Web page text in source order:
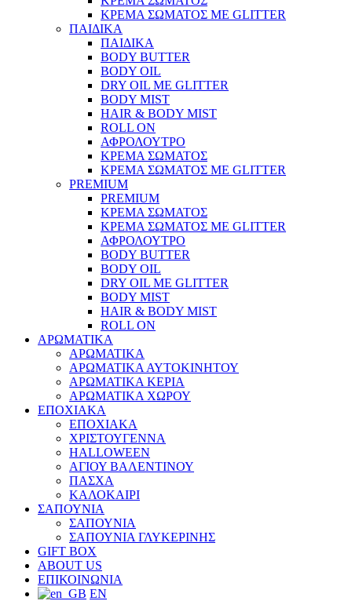
ΚΡΕΜΑ ΣΩΜΑΤΟΣ ΜΕ GLITTER
ΠΑΙΔΙΚΑ
ΠΑΙΔΙΚΑ
BODY BUTTER
BODY OIL
DRY OIL ΜΕ GLITTER
BODY MIST
HAIR & BODY MIST
ROLL ON
ΑΦΡΟΛΟΥΤΡΟ
ΚΡΕΜΑ ΣΩΜΑΤΟΣ
ΚΡΕΜΑ ΣΩΜΑΤΟΣ ΜΕ GLITTER
PREMIUM
PREMIUM
ΚΡΕΜΑ ΣΩΜΑΤΟΣ
ΚΡΕΜΑ ΣΩΜΑΤΟΣ ΜΕ GLITTER
ΑΦΡΟΛΟΥΤΡΟ
BODY BUTTER
BODY OIL
DRY OIL ΜΕ GLITTER
BODY MIST
HAIR & BODY MIST
ROLL ON
ΑΡΩΜΑΤΙΚΑ
ΑΡΩΜΑΤΙΚΑ
ΑΡΩΜΑΤΙΚΑ ΑΥΤΟΚΙΝΗΤΟΥ
ΑΡΩΜΑΤΙΚΑ ΚΕΡΙΑ
ΑΡΩΜΑΤΙΚΑ ΧΩΡΟΥ
ΕΠΟΧΙΑΚΑ
ΕΠΟΧΙΑΚΑ
ΧΡΙΣΤΟΥΓΕΝΝΑ
HALLOWEEN
ΑΓΙΟΥ ΒΑΛΕΝΤΙΝΟΥ
ΠΑΣΧΑ
ΚΑΛΟΚΑΙΡΙ
ΣΑΠΟΥΝΙΑ
ΣΑΠΟΥΝΙΑ
ΣΑΠΟΥΝΙΑ ΓΛΥΚΕΡΙΝΗΣ
GIFT BOX
ABOUT US
ΕΠΙΚΟΙΝΩΝΙΑ
EN